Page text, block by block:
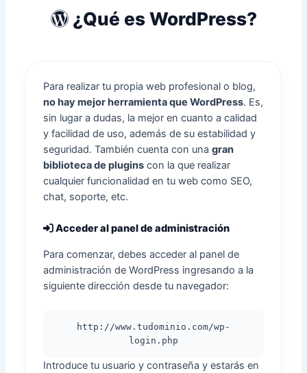
¿Qué es WordPress?
Para realizar tu propia web profesional o blog,
no hay mejor herramienta que WordPress. Es,
sin lugar a dudas, la mejor en cuanto a calidad
y facilidad de uso, además de su estabilidad y
seguridad. También cuenta con unagran
biblioteca de plugins con la que realizar
cualquier funcionalidad en tu web como SEO,
chat, soporte, etc.
Acceder al panel de administración
Para comenzar, debes acceder al panel de
administración de WordPress ingresando a la
siguiente dirección desde tu navegador:
http://www.tudominio.com/wp-
login.php
Introduce tu usuario y contraseña y estarás en